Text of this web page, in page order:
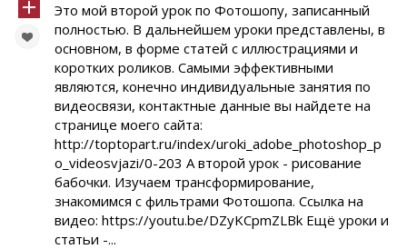
Это мой второй урок по Фотошопу, записанный
полностью. В дальнейшем уроки представлены, в
основном, в форме статей с иллюстрациями и
коротких роликов. Самыми эффективными
являются, конечно индивидуальные занятия по
видеосвязи, контактные данные вы найдете на
странице моего сайта:
http://toptopart.ru/index/uroki_adobe_photoshop_p
o_videosvjazi/0-203 А второй урок - рисование
бабочки. Изучаем трансформирование,
знакомимся с фильтрами Фотошопа. Ссылка на
видео: https://youtu.be/DZyKCpmZLBk Ещё уроки и
статьи -...